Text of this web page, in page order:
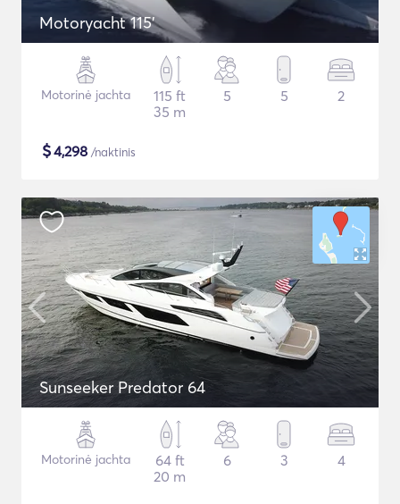
Motoryacht 115'
Motorinė jachta
115 ft
35 m
5 5 2
$4,298 /naktinis
Sunseeker Predator 64
Motorinė jachta
64 ft
20 m
6 3 4